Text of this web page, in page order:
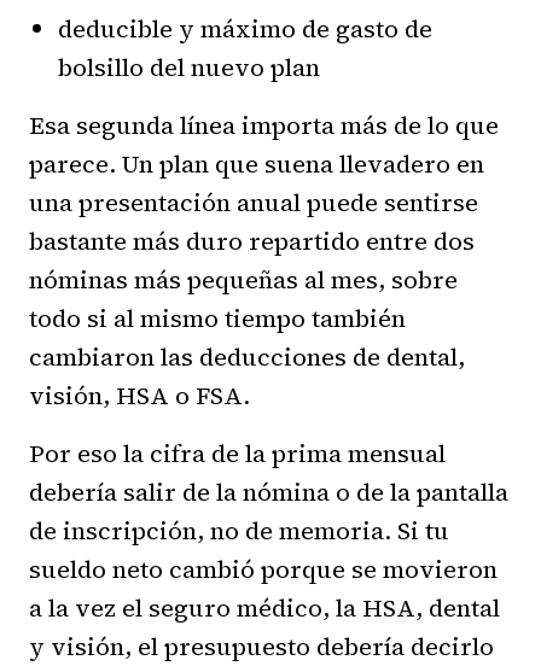
deducible y máximo de gasto de
bolsillo del nuevo plan
Esa segunda línea importa más de lo que
parece. Un plan que suena llevadero en
una presentación anual puede sentirse
bastante más duro repartido entre dos
nóminas más pequeñas al mes, sobre
todo si al mismo tiempo también
cambiaron las deducciones de dental,
visión, HSA o FSA.
Por eso la cifra de la prima mensual
debería salir de la nómina o de la pantalla
de inscripción, no de memoria. Si tu
sueldo neto cambió porque se movieron
a la vez el seguro médico, la HSA, dental
y visión, el presupuesto debería decirlo